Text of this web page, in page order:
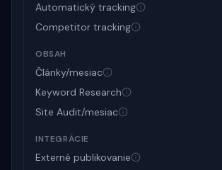
Automatický tracking
Competitor tracking
OBSAH
Články/mesiac
Keyword Research
Site Audit/mesiac
INTEGRÁCIE
Externé publikovanie